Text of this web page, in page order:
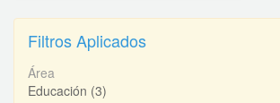
Filtros Aplicados
Área
Educación (3)